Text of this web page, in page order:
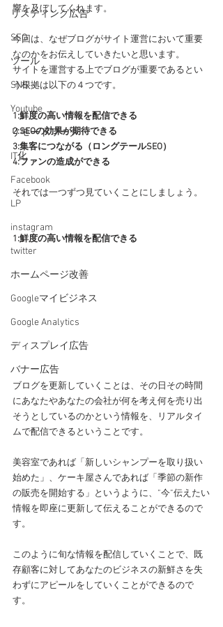
リスティング広告
SEO
ツール
SNS
Youtube
リモートワーク
IT化
Facebook
LP
instagram
twitter
ホームページ改善
Googleマイビジネス
Google Analytics
ディスプレイ広告
バナー広告
響を及ぼしてくれます。
今回は、なぜブログがサイト運営において重要
なのかをお伝えしていきたいと思います。
サイトを運営する上でブログが重要であるとい
う根拠は以下の４つです。
1:鮮度の高い情報を配信できる
2:SEOの効果が期待できる
3:集客につながる（ロングテールSEO）
4:ファンの造成ができる
それでは一つずつ見ていくことにしましょう。
1:鮮度の高い情報を配信できる
ブログを更新していくことは、その日その時間
にあなたやあなたの会社が何を考え何を売り出
そうとしているのかという情報を、リアルタイ
ムで配信できるということです。
美容室であれば「新しいシャンプーを取り扱い
始めた」、ケーキ屋さんであれば「季節の新作
の販売を開始する」というように、”今”伝えたい
情報を即座に更新して伝えることができるので
す。
このように旬な情報を配信していくことで、既
存顧客に対してあなたのビジネスの新鮮さを失
わずにアピールをしていくことができるので
す。